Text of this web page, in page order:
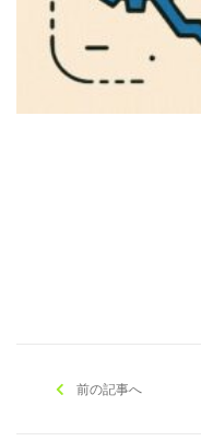
前の記事へ